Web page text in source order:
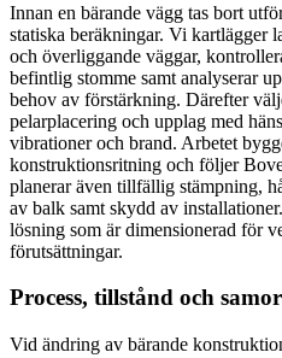
Innan en bärande vägg tas bort
statiska beräkningar. Vi kartlägger
och överliggande väggar,
befintlig stomme samt analyserar
behov av förstärkning. Därefter
pelarplacering och upplag med
vibrationer och brand. Arbetet
konstruktionsritning och följer
planerar även tillfällig stämpning,
av balk samt skydd av
lösning som är dimensionerad för
förutsättningar.
Process, tillstånd och
Vid ändring av bärande